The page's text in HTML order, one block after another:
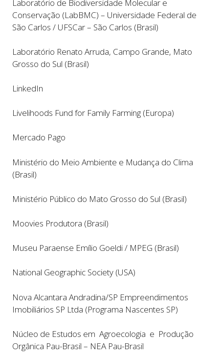
Laboratório de Biodiversidade Molecular e
Conservação (LabBMC) – Universidade Federal de
São Carlos / UFSCar – São Carlos (Brasil)
Laboratório Renato Arruda, Campo Grande, Mato
Grosso do Sul (Brasil)
LinkedIn
Livelihoods Fund for Family Farming (Europa)
Mercado Pago
Ministério do Meio Ambiente e Mudança do Clima
(Brasil)
Ministério Público do Mato Grosso do Sul (Brasil)
Moovies Produtora (Brasil)
Museu Paraense Emílio Goeldi / MPEG (Brasil)
National Geographic Society (USA)
Nova Alcantara Andradina/SP Empreendimentos
Imobiliários SP Ltda (Programa Nascentes SP)
Núcleo de Estudos em Agroecologia e Produção
Orgânica Pau-Brasil – NEA Pau-Brasil